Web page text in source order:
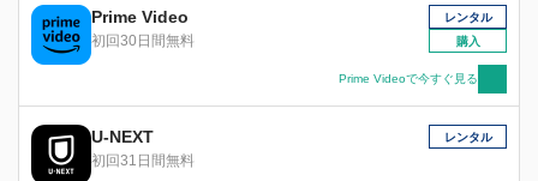
を植え付けられて育った。戦後長い間沈黙を守っ
てきた彼らが語ったのは、ナチスへの加担や、受
容してしまったことを悔いる言葉だけでなく、
「手は下していない」という自己弁護や、「虐殺
を知らなかった」という言い逃れ、果てはヒトラ
ーを支持するという赤裸々な本音まで、驚くべき
証言の数々だった。監督は証言者たちに問いかけ
る。戦争における“責任”とは、“罪”とは何なのか
Prime Video
初回30日間無料
レンタル
購入
Prime Videoで今すぐ見る
U-NEXT
初回31日間無料
レンタル